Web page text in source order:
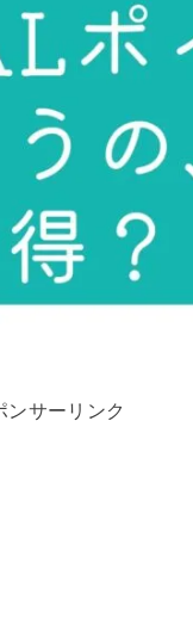
ンサーリンク